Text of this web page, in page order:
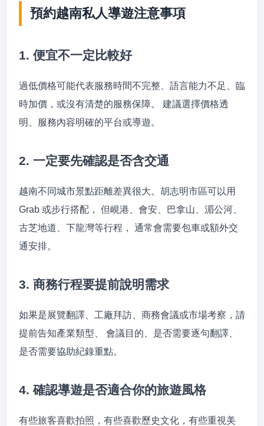
預約越南私人導遊注意事項
1. 便宜不一定比較好
過低價格可能代表服務時間不完整、語言能力不足、臨
時加價，或沒有清楚的服務保障。 建議選擇價格透
明、服務內容明確的平台或導遊。
2. 一定要先確認是否含交通
越南不同城市景點距離差異很大。胡志明市區可以用
Grab 或步行搭配， 但峴港、會安、巴拿山、湄公河、
古芝地道、下龍灣等行程， 通常會需要包車或額外交
通安排。
3. 商務行程要提前說明需求
如果是展覽翻譯、工廠拜訪、商務會議或市場考察，請
提前告知產業類型、 會議目的、是否需要逐句翻譯、
是否需要協助紀錄重點。
4. 確認導遊是否適合你的旅遊風格
有些旅客喜歡拍照，有些喜歡歷史文化，有些重視美